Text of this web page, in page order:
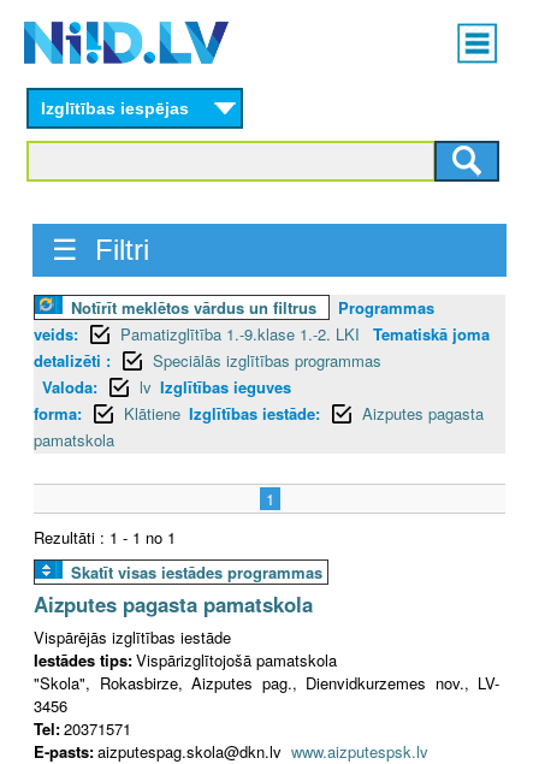
content
Main
menu
Izglītības iespējas
☰ Filtri
Notīrīt meklētos vārdus un filtrus
Programmas
veids:
Pamatizglītība 1.-9.klase 1.-2. LKI
Tematiskā joma
detalizēti :
Speciālās izglītības programmas
Valoda:
lv Izglītības ieguves
forma:
Klātiene Izglītības iestāde:
Aizputes pagasta
pamatskola
1
Rezultāti : 1 - 1 no 1
Skatīt visas iestādes programmas
Aizputes pagasta pamatskola
Vispārējās izglītības iestāde
Iestādes tips:Vispārizglītojošā pamatskola
"Skola", Rokasbirze, Aizputes pag., Dienvidkurzemes nov., LV-
3456
Tel:20371571
E-pasts:aizputespag.skola@dkn.lv www.aizputespsk.lv